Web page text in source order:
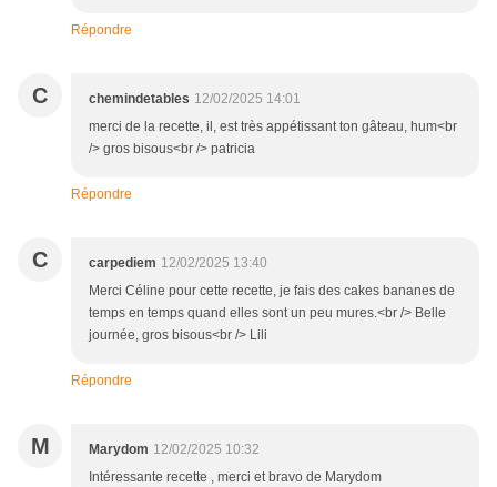
Répondre
C chemindetables 12/02/2025 14:01
merci de la recette, il, est très appétissant ton gâteau, hum<br
/> gros bisous<br /> patricia
Répondre
C carpediem 12/02/2025 13:40
Merci Céline pour cette recette, je fais des cakes bananes de
temps en temps quand elles sont un peu mures.<br /> Belle
journée, gros bisous<br /> Lili
Répondre
M Marydom 12/02/2025 10:32
Intéressante recette , merci et bravo de Marydom